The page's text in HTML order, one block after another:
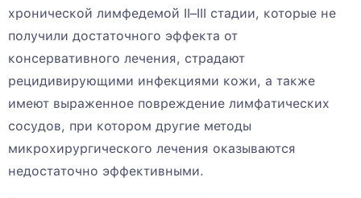
хронической лимфедемой II–III стадии, которые не
получили достаточного эффекта от
консервативного лечения, страдают
рецидивирующими инфекциями кожи, а также
имеют выраженное повреждение лимфатических
сосудов, при котором другие методы
микрохирургического лечения оказываются
недостаточно эффективными.